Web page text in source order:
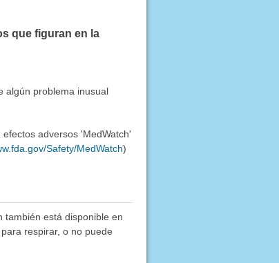
que figuran en la
algún problema inusual
adversos 'MedWatch'
Safety/MedWatch)
también está disponible en
respirar, o no puede